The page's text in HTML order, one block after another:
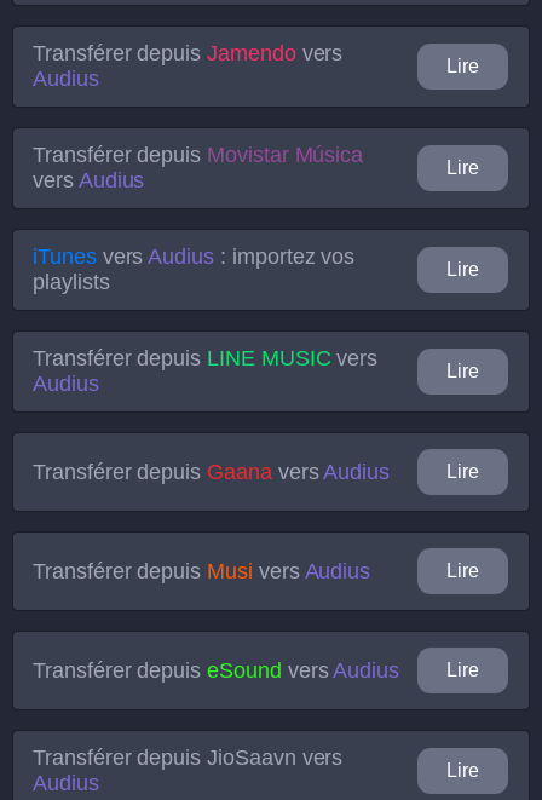
Transférer depuisJamendovers
Audius
Lire
Transférer depuis Movistar Música
vers Audius
Lire
iTunesversAudius : importez vos
playlists
Lire
Transférer depuis LINE MUSIC vers
Audius
Lire
Transférer depuis Gaana versAudius Lire
Transférer depuis Musi vers Audius Lire
Transférer depuiseSound versAudius Lire
Transférer depuisJioSaavn vers
Audius
Lire